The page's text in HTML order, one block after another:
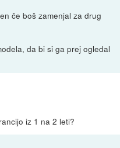
če boš zamenjal za drug
da bi si ga prej ogledal
iz 1 na 2 leti?